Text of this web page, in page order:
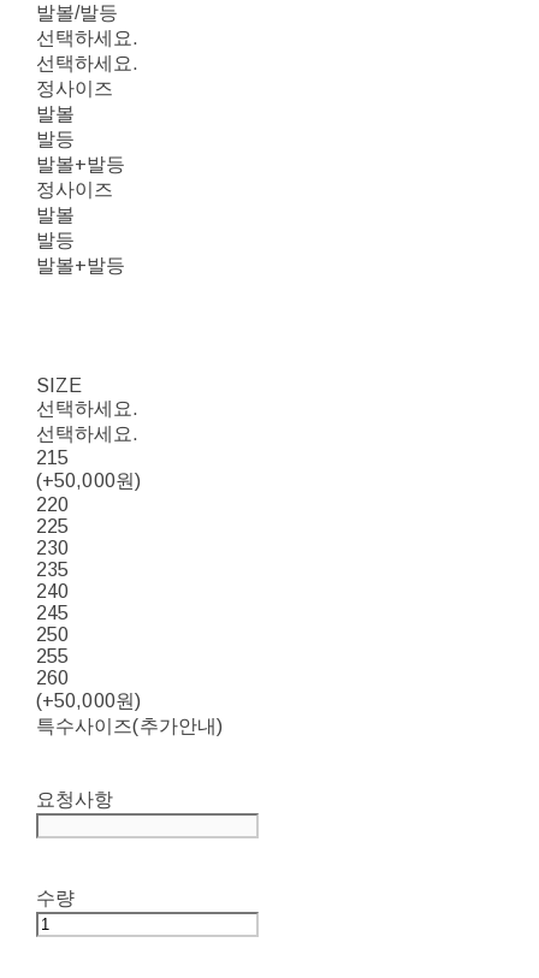
발볼/발등
선택하세요.
선택하세요.
정사이즈
발볼
발등
발볼+발등
정사이즈
발볼
발등
발볼+발등
SIZE
선택하세요.
선택하세요.
215
(+50,000원)
220
225
230
235
240
245
250
255
260
(+50,000원)
특수사이즈(추가안내)
요청사항
수량